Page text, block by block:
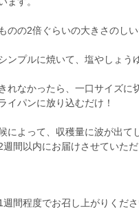
のの2倍ぐらいの大きさのし
ンプルに焼いて、塩やしょう
れなかったら、一口サイズに
イパンに放り込むだけ！
によって、収穫量に波が出
間以内にお届けさせていただ
週間程度でお召し上がりくだ